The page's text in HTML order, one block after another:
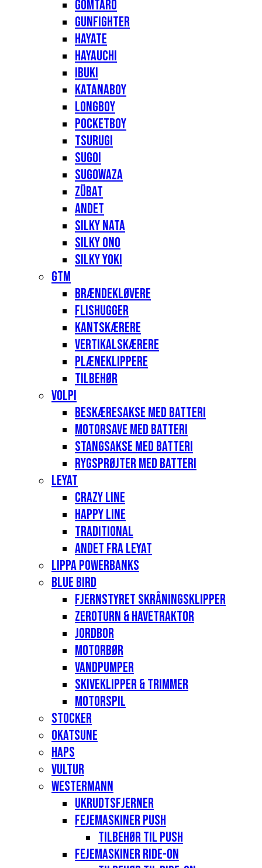
Gomtaro
Gunfighter
Hayate
Hayauchi
Ibuki
Katanaboy
Longboy
Pocketboy
Tsurugi
Sugoi
Sugowaza
Zübat
Andet
Silky Nata
Silky Ono
Silky Yoki
GTM
Brændekløvere
Flishugger
Kantskærere
Vertikalskærere
Plæneklippere
Tilbehør
Volpi
Beskæresakse med batteri
Motorsave med batteri
Stangsakse med batteri
Rygsprøjter med batteri
Leyat
Crazy Line
Happy Line
Traditional
Andet fra Leyat
Lippa Powerbanks
Blue Bird
Fjernstyret skråningsklipper
Zeroturn & havetraktor
Jordbor
Motorbør
Vandpumper
Skiveklipper & Trimmer
Motorspil
Stocker
Okatsune
Haps
Vultur
Westermann
Ukrudtsfjerner
Fejemaskiner Push
Tilbehør til push
Fejemaskiner Ride-on